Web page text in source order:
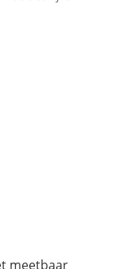
meetbaar